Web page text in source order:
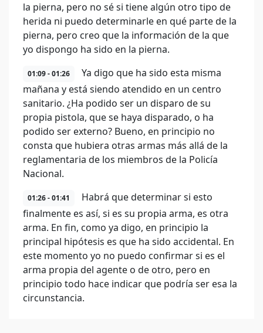
la pierna, pero no sé si tiene algún otro tipo de
herida ni puedo determinarle en qué parte de la
pierna, pero creo que la información de la que
yo dispongo ha sido en la pierna.
01:09 - 01:26
Ya digo que ha sido esta misma
mañana y está siendo atendido en un centro
sanitario. ¿Ha podido ser un disparo de su
propia pistola, que se haya disparado, o ha
podido ser externo? Bueno, en principio no
consta que hubiera otras armas más allá de la
reglamentaria de los miembros de la Policía
Nacional.
01:26 - 01:41
Habrá que determinar si esto
finalmente es así, si es su propia arma, es otra
arma. En fin, como ya digo, en principio la
principal hipótesis es que ha sido accidental. En
este momento yo no puedo confirmar si es el
arma propia del agente o de otro, pero en
principio todo hace indicar que podría ser esa la
circunstancia.